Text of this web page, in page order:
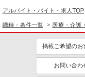
介護職・ヘルパー
同じ特徴から求人を探
未経験歓迎
ボーナス・賞与あり
アルバイト・バイト・求人TOP
職種・条件一覧 医療・介護
掲載ご希望のお
お問い合わ